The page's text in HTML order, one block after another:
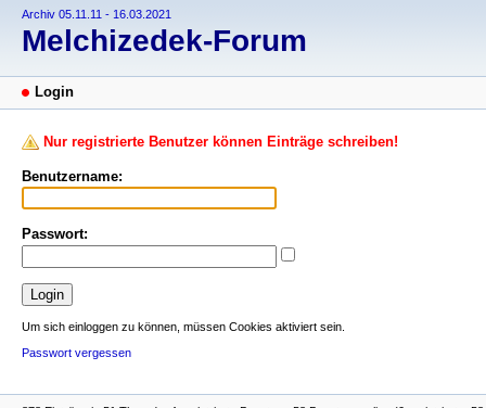
Archiv 05.11.11 - 16.03.2021
Melchizedek-Forum
Login
Nur registrierte Benutzer können Einträge schreiben!
Benutzername:
Passwort:
Um sich einloggen zu können, müssen Cookies aktiviert sein.
Passwort vergessen